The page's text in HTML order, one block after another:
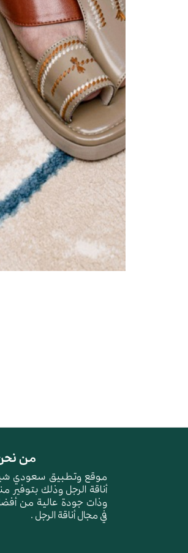
من
موقع وتطبيق سعودي
أناقة الرجل وذلك بتوفير
وذات جودة عالية من أفضل
في مجال أناقة الرجل .